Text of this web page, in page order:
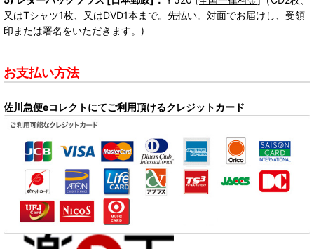
又はTシャツ1枚、又はDVD1本まで。先払い。対面でお届けし、受領
印または署名をいただきます。)
お支払い方法
佐川急便eコレクトにてご利用頂けるクレジットカード